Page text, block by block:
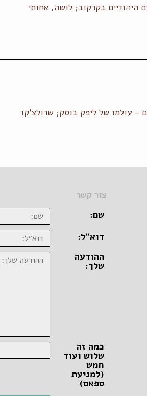
בקרקוב; לושה, אחותי
– עולמו של ליפק בוסק; שרולצ'קו
צור קשר
שם:
דוא״ל:
ההודעה
שלך:
כמה זה
שלוש ועוד
חמש
(למניעת
ספאם)